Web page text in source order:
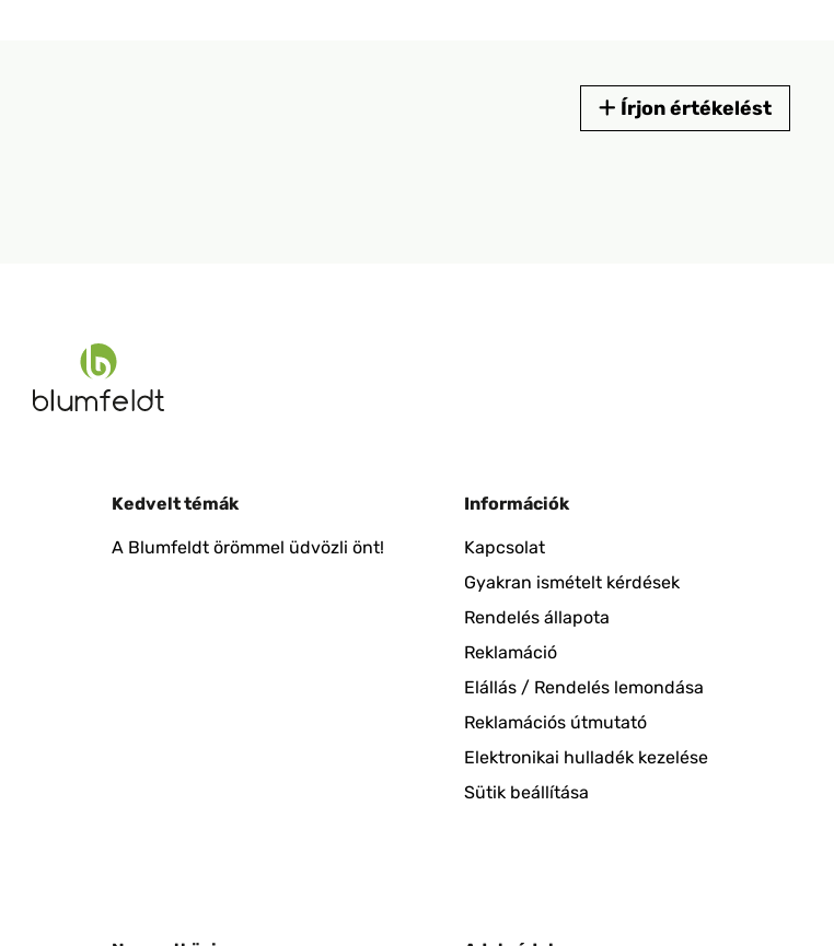
Írjon értékelést
Kedvelt témák
A Blumfeldt örömmel üdvözli önt!
Információk
Kapcsolat
Gyakran ismételt kérdések
Rendelés állapota
Reklamáció
Elállás / Rendelés lemondása
Reklamációs útmutató
Elektronikai hulladék kezelése
Sütik beállítása